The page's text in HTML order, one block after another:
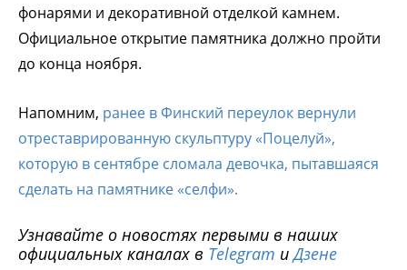
фонарями и декоративной отделкой камнем.
Официальное открытие памятника должно пройти
до конца ноября.
Напомним, ранее в Финский переулок вернули
отреставрированную скульптуру «Поцелуй»,
которую в сентябре сломала девочка, пытавшаяся
сделать на памятнике «селфи».
Узнавайте о новостях первыми в наших
официальных каналах в Telegram иДзене